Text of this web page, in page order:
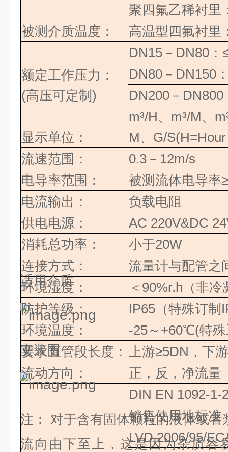
被测介质温度：
聚四氟乙稀衬里
高温型四氟衬里
额定工作压力：
(高压可定制)
DN15 － DN80 ：
DN80 － DN150
DN200 － DN800
显示单位：
m³/H、 m³/M、
M、 G/
流速范围：
0.3 － 12m/s
电导率范围：
被测流体电导率≥
电流输出：
负载电阻
供电电源：
AC 220V&DC
消耗总功率：
小于20W
连接方式：
流量计与配管之
环境湿度：
＜ 90%r.h （非冷
防护等级：
IP65 （特殊订制
环境温度：
-25～ +60℃(特殊
要求直管段长度： 上游≥5DN ，下
流动方向：
正，反，净流量
DIN EN 1092-1-
销售使用地标准
LVD 2006/95/
适用介质
安装图
注： 对于含有固体颗粒的液体或者
流向由下至上，这是因为杂质容